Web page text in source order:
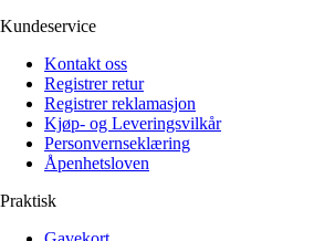
Kundeservice
Kontakt oss
Registrer retur
Registrer reklamasjon
Kjøp- og Leveringsvilkår
Personvernseklæring
Åpenhetsloven
Praktisk